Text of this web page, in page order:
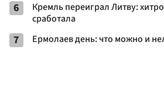
6
Кремль переиграл Литву:
сработала
7 Ермолаев день: что можно и